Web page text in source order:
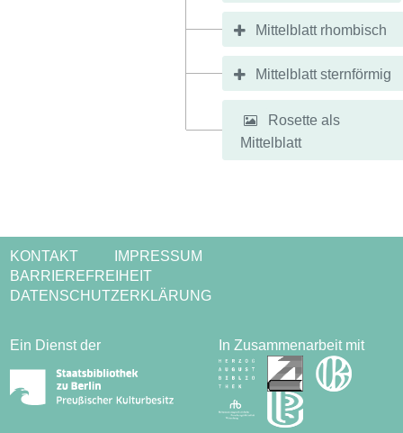
Mittelblatt rhombisch
Mittelblatt sternförmig
Rosette als
Mittelblatt
KONTAKT
IMPRESSUM
BARRIEREFREIHEIT
DATENSCHUTZERKLÄRUNG
Ein Dienst der In Zusammenarbeit mit